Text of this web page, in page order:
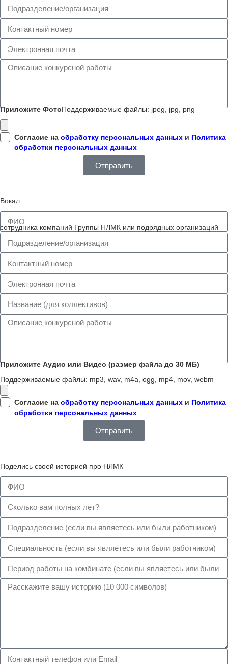
Приложите ФотоПоддерживаемые файлы: jpeg, jpg, png
Согласие на обработку персональных данных и Политика
обработки персональных данных
Отправить
Вокал
сотрудника компаний Группы НЛМК или подрядных организаций
Приложите Аудио или Видео (размер файла до 30 МБ)
Поддерживаемые файлы: mp3, wav, m4a, ogg, mp4, mov, webm
Согласие на обработку персональных данных и Политика
обработки персональных данных
Отправить
Поделись своей историей про НЛМК